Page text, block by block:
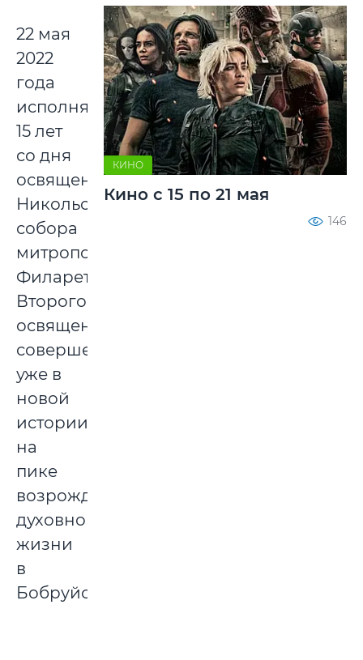
22 мая
2022
года
исполняется
15 лет
со дня
освящения
Никольского
собора
митрополитом
Филаретом.
Второго
освящения,
совершенного
уже в
новой
истории,
на
пике
возрождения
духовной
жизни
в
Бобруйске.
КИНО
Кино с 15 по 21 мая
146